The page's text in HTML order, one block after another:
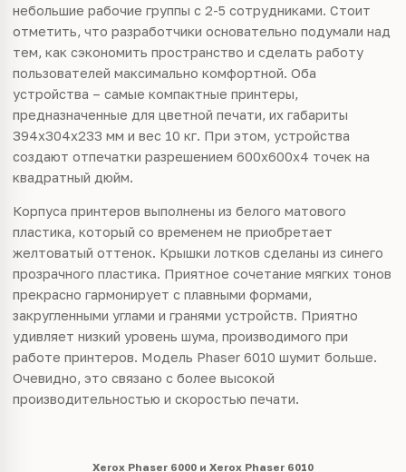
небольшие рабочие группы с 2-5 сотрудниками. Стоит
отметить, что разработчики основательно подумали над
тем, как сэкономить пространство и сделать работу
пользователей максимально комфортной. Оба
устройства – самые компактные принтеры,
предназначенные для цветной печати, их габариты
394x304x233 мм и вес 10 кг. При этом, устройства
создают отпечатки разрешением 600x600x4 точек на
квадратный дюйм.
Корпуса принтеров выполнены из белого матового
пластика, который со временем не приобретает
желтоватый оттенок. Крышки лотков сделаны из синего
прозрачного пластика. Приятное сочетание мягких тонов
прекрасно гармонирует с плавными формами,
закругленными углами и гранями устройств. Приятно
удивляет низкий уровень шума, производимого при
работе принтеров. Модель Phaser 6010 шумит больше.
Очевидно, это связано с более высокой
производительностью и скоростью печати.
Xerox Phaser 6000 и Xerox Phaser 6010